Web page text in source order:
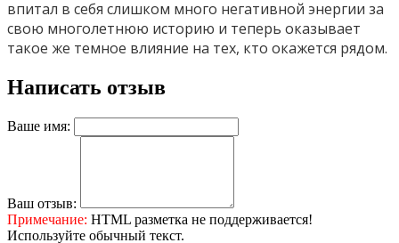
впитал в себя слишком много негативной энергии за
свою многолетнюю историю и теперь оказывает
такое же темное влияние на тех, кто окажется рядом.
Написать отзыв
Ваше имя:
Ваш отзыв:
Примечание: HTML разметка не поддерживается!
Используйте обычный текст.